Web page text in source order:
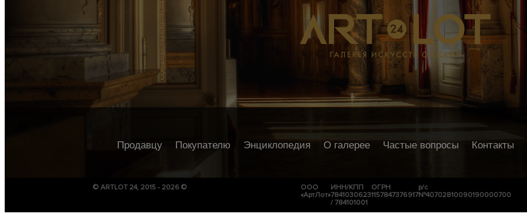
Продавцу Покупателю Энциклопедия О галерее Частые вопросы Контакты
© ARTLOT 24, 2015 - 2026 ©
ООО
«АртЛот»
ИНН/КПП
7841030623
/ 784101001
ОГРН
1157847376917
р/с
№40702810090190000700